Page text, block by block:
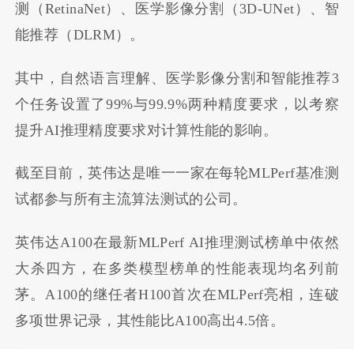
测（RetinaNet）、医学影像分割（3D-UNet）、智
能推荐（DLRM）。
其中，自然语言理解、医学影像分割和智能推荐3
个任务设置了99%与99.9%两种精度要求，以考察
提升AI推理精度要求对计算性能的影响。
截至目前，英伟达是唯一一家在每轮MLPerf基准测
试都参与所有主流算法测试的公司。
英伟达A100在最新MLPerf AI推理测试榜单中依然
大杀四方，在多类模型榜单的性能表现均名列前
茅。A100的继任者H100首次在MLPerf亮相，连破
多项世界记录，其性能比A100高出4.5倍。